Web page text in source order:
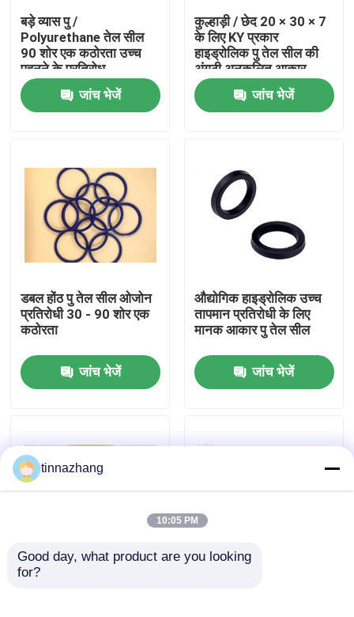
उत्पादों
हमारे बारे में
कारखाना भ्रमण
गुणवत्ता नियंत्रण
एक उद्धरण का अनुरोध करें
मोटर वाहन तेल जवानों
बड़े व्यास पु /
Polyurethane तेल सील
90 शोर एक कठोरता उच्च
पहनने के प्रतिरोध
जांच भेजें
कुल्हाड़ी / छेद 20 × 30 × 7
के लिए KY प्रकार
हाइड्रोलिक पु तेल सील की
अंगूठी अनुकूलित आकार
जांच भेजें
डबल होंठ पु तेल सील ओजोन
प्रतिरोधी 30 - 90 शोर एक
कठोरता
जांच भेजें
औद्योगिक हाइड्रोलिक उच्च
तापमान प्रतिरोधी के लिए
मानक आकार पु तेल सील
जांच भेजें
YX प्रकार धूल प्रतिरोधी पु
tinnazhang
10:05 PM
Good day, what product are you looking
for?